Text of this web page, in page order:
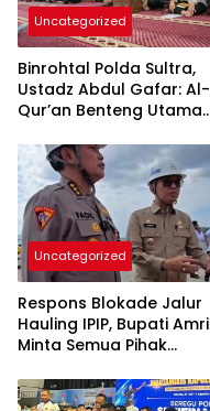
Uncategorized
Binrohtal Polda Sultra,
Ustadz Abdul Gafar: Al-
Qur’an Benteng Utama
Penyimpangan Sosial
Uncategorized
Respons Blokade Jalur
Hauling IPIP, Bupati Amri
Minta Semua Pihak
Kepastian Hukum